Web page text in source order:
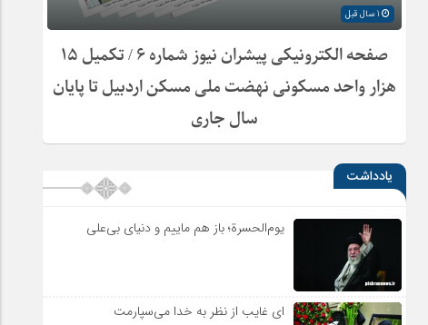
صفحه الکترونیکی پیشران نیوز شماره ۶ / تکمیل ۱۵
هزار واحد مسکونی نهضت ملی مسکن اردبیل تا پایان
سال جاری
یادداشت
یوم‌الحسرة؛ باز هم ماییم و دنیای بی‌علی
ای غایب از نظر به خدا می‌سپارمت